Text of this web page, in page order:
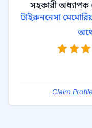
সহকারী অধ্যাপক
টাইরুননেসা
Claim